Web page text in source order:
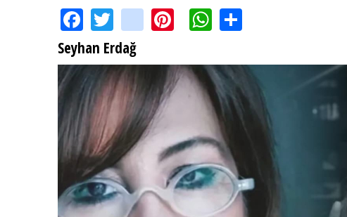
Facebook
Twitterinstagram
PinterestWhatsApp
Share
Seyhan Erdağ